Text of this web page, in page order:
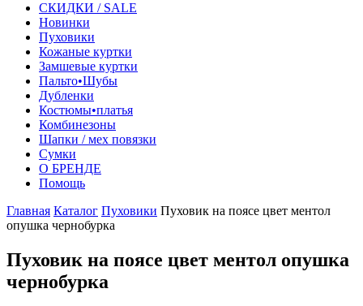
СКИДКИ / SALE
Новинки
Пуховики
Кожаные куртки
Замшевые куртки
Пальто•Шубы
Дубленки
Костюмы•платья
Комбинезоны
Шапки / мех повязки
Сумки
О БРЕНДЕ
Помощь
Главная Каталог Пуховики Пуховик на поясе цвет ментол
опушка чернобурка
Пуховик на поясе цвет ментол опушка
чернобурка